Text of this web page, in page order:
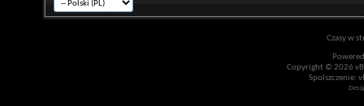
Czasy w
Copyright © 2026
Spolszczenie: